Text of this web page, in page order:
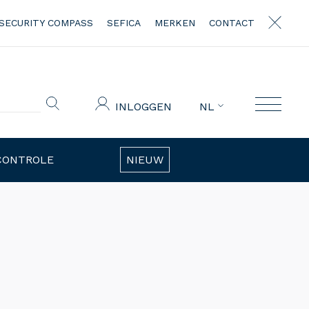
COMPASS SEFICA MERKEN CONTACT
INLOGGEN NL
NIEUW